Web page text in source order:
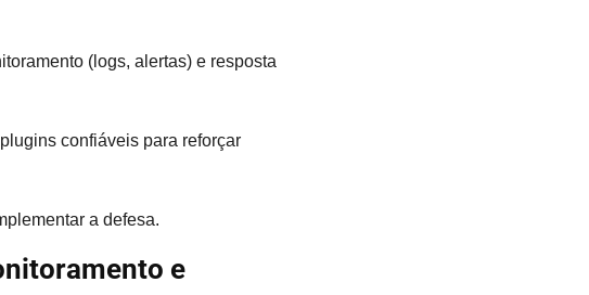
(logs, alertas) e resposta
confiáveis para reforçar
a defesa.
e